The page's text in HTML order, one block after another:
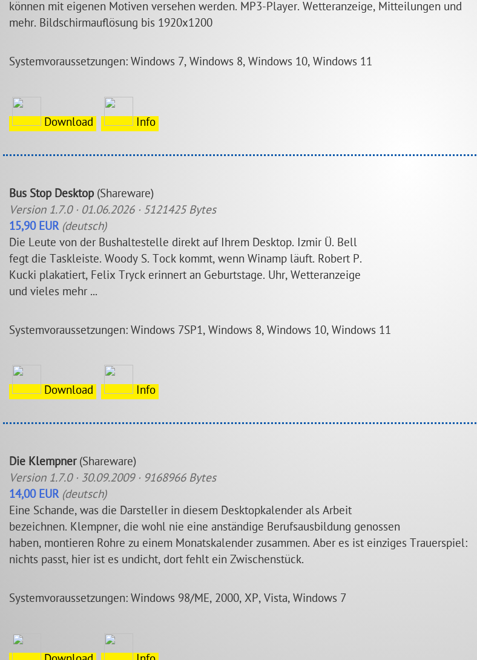
können mit eigenen Motiven versehen werden. MP3-Player. Wetteranzeige, Mitteilungen und
mehr. Bildschirmauflösung bis 1920x1200
Systemvoraussetzungen: Windows 7, Windows 8, Windows 10, Windows 11
Download Info
Bus Stop Desktop (Shareware)
Version 1.7.0 · 01.06.2026 · 5121425 Bytes
15,90 EUR (deutsch)
Die Leute von der Bushaltestelle direkt auf Ihrem Desktop. Izmir Ü. Bell
fegt die Taskleiste. Woody S. Tock kommt, wenn Winamp läuft. Robert P.
Kucki plakatiert, Felix Tryck erinnert an Geburtstage. Uhr, Wetteranzeige
und vieles mehr ...
Systemvoraussetzungen: Windows 7SP1, Windows 8, Windows 10, Windows 11
Download Info
Die Klempner(Shareware)
Version 1.7.0 · 30.09.2009 · 9168966 Bytes
14,00 EUR (deutsch)
Eine Schande, was die Darsteller in diesem Desktopkalender als Arbeit
bezeichnen. Klempner, die wohl nie eine anständige Berufsausbildung genossen
haben, montieren Rohre zu einem Monatskalender zusammen. Aber es ist einziges Trauerspiel:
nichts passt, hier ist es undicht, dort fehlt ein Zwischenstück.
Systemvoraussetzungen: Windows 98/ME, 2000, XP, Vista, Windows 7